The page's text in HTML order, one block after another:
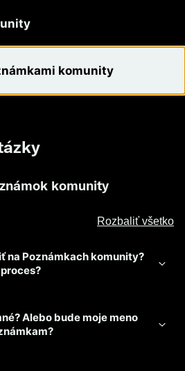
komunity
komunity
Rozbaliť všetko
na Poznámkach komunity?
Alebo bude moje meno